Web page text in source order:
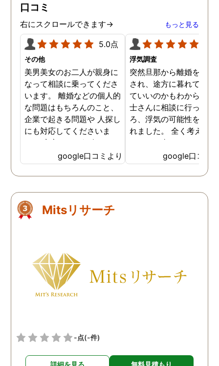
口コミ
右にスクロールできます→ もっと見る
5.0点
その他
美男美女のお二人が親身に
なって相談に乗ってくださ
います。 離婚などの個人的
な問題はもちろんのこと、
企業で起きる問題や 人探し
にも対応してくださいま
す。 安心してご紹介できる
信頼できる探偵事務所で
す。
google口コミより
浮気調査
突然旦那から離婚を切り
され、途方に暮れてどう
ていいのかもわからず弁
士さんに相談に行ったと
ろ、浮気の可能性を指摘
れました。 全く考えて
なかった事で、もし浮気
していたとしてもどうや
て確かめたらいいのか聞
たら、探偵を使って調べ
山に探偵事務所があるこ
心的だし、調査自体も間
いないからとのことだっ
時は依頼せずに話だけ聞
google口コミ
Mitsリサーチ
-点(-件)
詳細を見る 無料見積もり